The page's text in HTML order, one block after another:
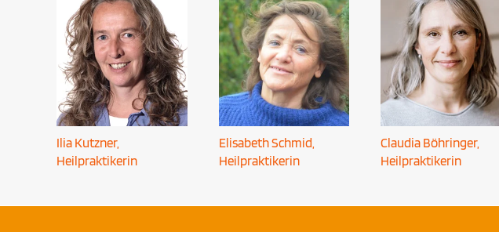
Ilia Kutzner,
Heilpraktikerin
Elisabeth Schmid,
Heilpraktikerin
Claudia Böhringer,
Heilpraktikerin